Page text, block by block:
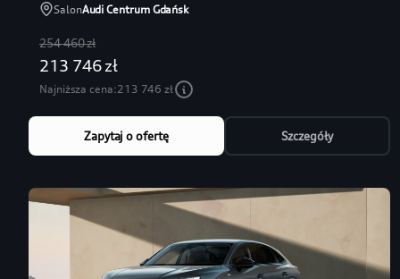
SalonAudi Centrum Gdańsk
254 460 zł
213 746 zł
Najniższa cena:213 746 zł
Zapytaj o ofertę Szczegóły